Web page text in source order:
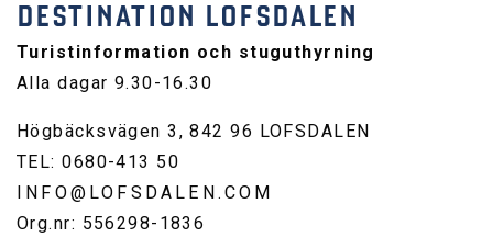
DESTINATION LOFSDALEN
Turistinformation och stuguthyrning
Alla dagar 9.30-16.30
Högbäcksvägen 3, 842 96 LOFSDALEN
TEL: 0680-413 50
INFO@LOFSDALEN.COM
Org.nr: 556298-1836